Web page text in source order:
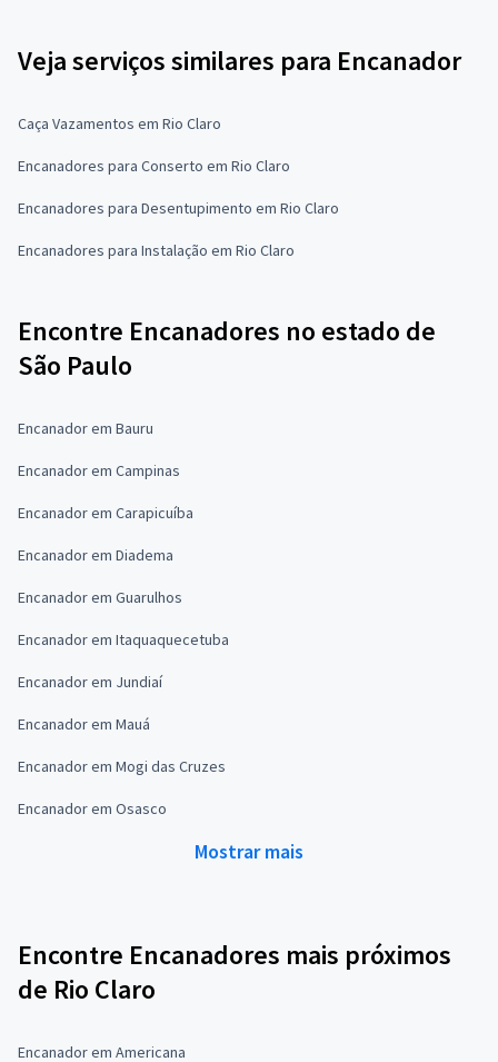
Veja serviços similares para Encanador
Caça Vazamentos em Rio Claro
Encanadores para Conserto em Rio Claro
Encanadores para Desentupimento em Rio Claro
Encanadores para Instalação em Rio Claro
Encontre Encanadores no estado de
São Paulo
Encanador em Bauru
Encanador em Campinas
Encanador em Carapicuíba
Encanador em Diadema
Encanador em Guarulhos
Encanador em Itaquaquecetuba
Encanador em Jundiaí
Encanador em Mauá
Encanador em Mogi das Cruzes
Encanador em Osasco
Mostrar mais
Encontre Encanadores mais próximos
de Rio Claro
Encanador em Americana